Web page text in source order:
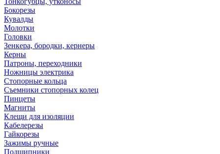
Бокорезы
Кувалды
Молотки
Головки
Зенкера, бородки, кернеры
Керны
Патроны, переходники
Ножницы электрика
Стопорные кольца
Съемники стопорных колец
Пинцеты
Магниты
Клещи для изоляции
Кабелерезы
Гайкорезы
Зажимы ручные
Подшипники